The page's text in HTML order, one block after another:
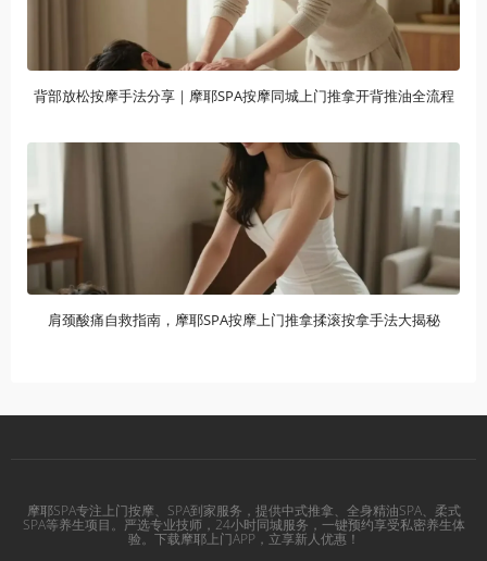
背部放松按摩手法分享｜摩耶SPA按摩同城上门推拿开背推油全流程
肩颈酸痛自救指南，摩耶SPA按摩上门推拿揉滚按拿手法大揭秘
摩耶SPA专注上门按摩、SPA到家服务，提供中式推拿、全身精油SPA、柔式
SPA等养生项目。严选专业技师，24小时同城服务，一键预约享受私密养生体
验。下载摩耶上门APP，立享新人优惠！